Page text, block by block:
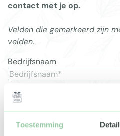
Toestemming
contact met je op.
Velden die gemarkeerd zijn
velden.
Bedrijfsnaam
Voornaam
Achternaam